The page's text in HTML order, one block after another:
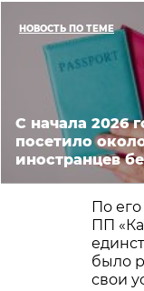
НОВОСТЬ ПО ТЕМЕ
С начала 2026
посетило
иностранцев
По
ПП
было
свои